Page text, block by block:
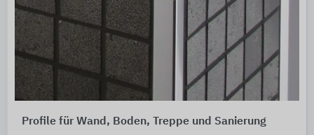
Profile für Wand, Boden, Treppe und Sanierung